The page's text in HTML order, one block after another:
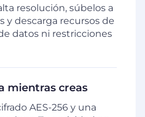
resolución, súbelos a
y descarga recursos de
datos ni restricciones
mientras creas
AES-256 y una